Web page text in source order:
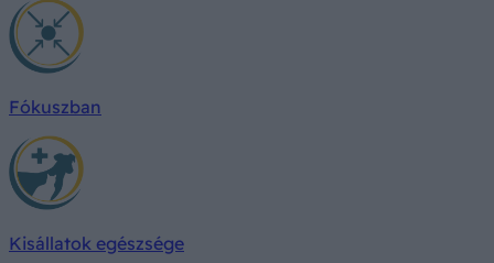
Fókuszban
Kisállatok egészsége